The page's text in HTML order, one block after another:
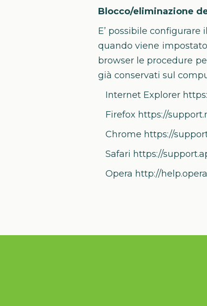
Blocco/eliminazione
E’ possibile
quando viene
browser le procedure
già conservati sul
Internet Explorer
Firefox https://
Chrome https://
Safari https://
Opera http://